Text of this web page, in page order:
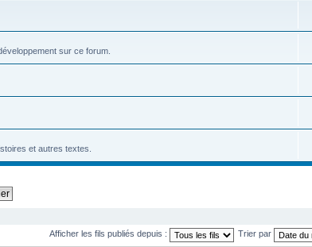
sur ce forum.
et autres textes.
Afficher les fils publiés depuis : Trier par